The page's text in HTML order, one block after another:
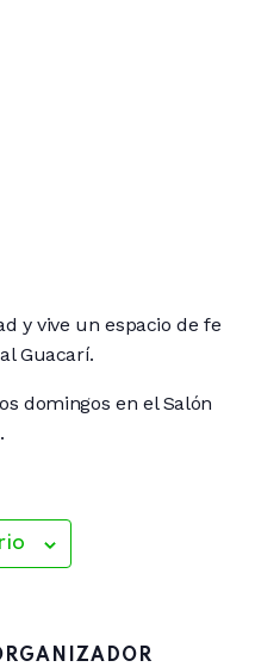
y vive un espacio de fe
Guacarí.
domingos en el Salón